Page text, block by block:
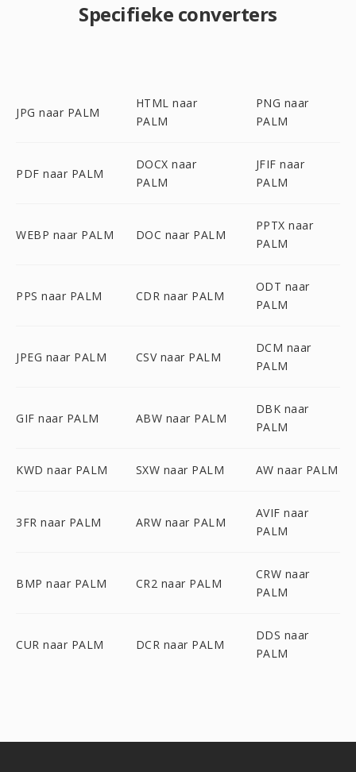
Specifieke converters
JPG naar PALM
HTML naar
PALM
PNG naar
PALM
PDF naar PALM
DOCX naar
PALM
JFIF naar
PALM
WEBP naar PALM DOC naar PALM
PPTX naar
PALM
PPS naar PALM CDR naar PALM
ODT naar
PALM
JPEG naar PALM CSV naar PALM
DCM naar
PALM
GIF naar PALM ABW naar PALM
DBK naar
PALM
KWD naar PALM SXW naar PALM AW naar PALM
3FR naar PALM ARW naar PALM
AVIF naar
PALM
BMP naar PALM CR2 naar PALM
CRW naar
PALM
CUR naar PALM DCR naar PALM
DDS naar
PALM